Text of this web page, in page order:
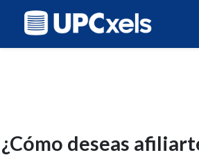
¿Cómo deseas